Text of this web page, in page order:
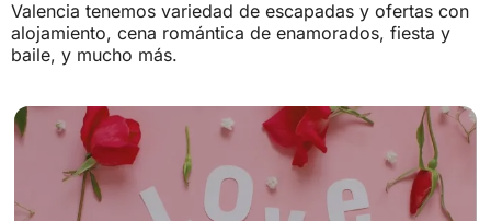
Valencia tenemos variedad de escapadas y ofertas con
alojamiento, cena romántica de enamorados, fiesta y
baile, y mucho más.